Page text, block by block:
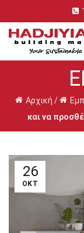
Αρχική /
και να
26
ΟΚΤ